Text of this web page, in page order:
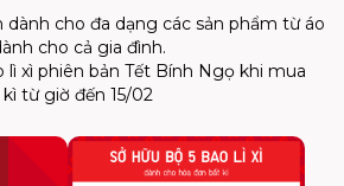
dành cho đa dạng các sản phẩm từ áo
cho cả gia đình.
lì xì phiên bản Tết Bính Ngọ khi mua
từ giờ đến 15/02